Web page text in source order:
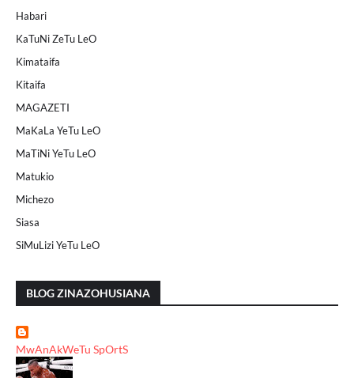
Habari
KaTuNi ZeTu LeO
Kimataifa
Kitaifa
MAGAZETI
MaKaLa YeTu LeO
MaTiNi YeTu LeO
Matukio
Michezo
Siasa
SiMuLizi YeTu LeO
BLOG ZINAZOHUSIANA
MwAnAkWeTu SpOrtS